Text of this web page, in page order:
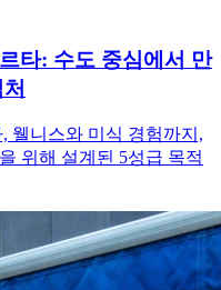
타: 수도 중심에서 만
웰니스와 미식 경험까지,
위해 설계된 5성급 목적